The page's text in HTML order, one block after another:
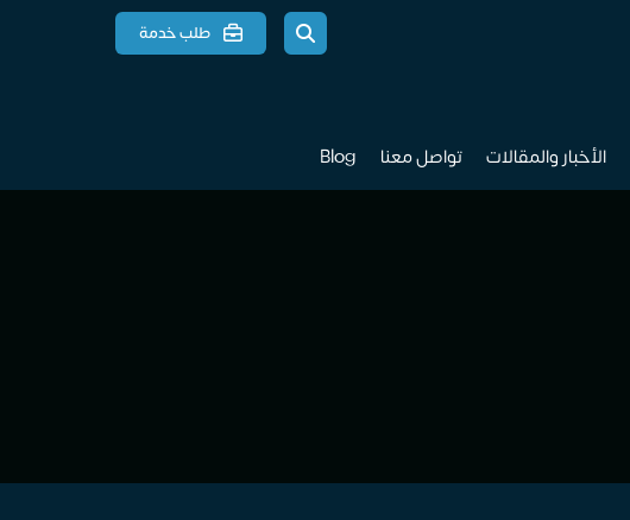
طلب خدمة
الأخبار والمقالات تواصل معنا Blog